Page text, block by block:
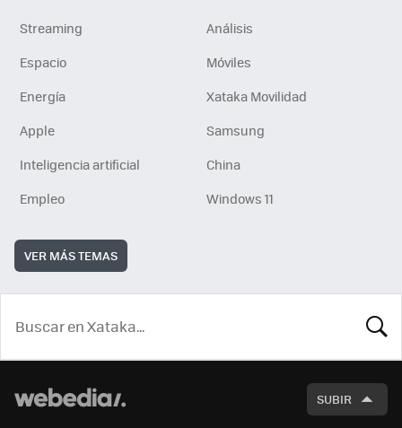
Streaming
Análisis
Espacio
Móviles
Energía
Xataka Movilidad
Apple
Samsung
Inteligencia artificial
China
Empleo
Windows 11
VER MÁS TEMAS
SUBIR